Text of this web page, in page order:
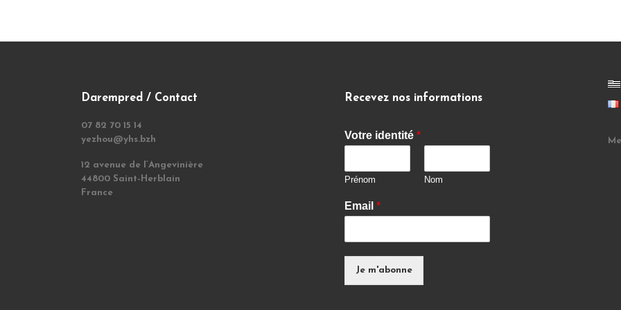
Darempred / Contact
07 82 70 15 14
yezhou@yhs.bzh
12 avenue de l’Angevinière
44800 Saint-Herblain
France
Recevez nos informations
Votre identité *
Prénom Nom
Email *
Je m'abonne